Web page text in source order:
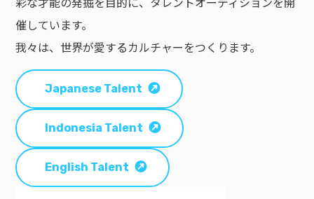
催しています。
我々は、世界が愛するカルチャーをつくります。
Japanese Talent
Indonesia Talent
English Talent